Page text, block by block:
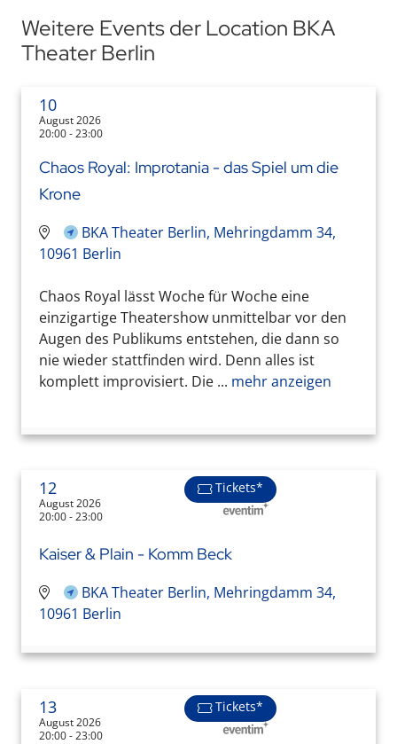
Weitere Events der Location BKA
Theater Berlin
10
August 2026
20:00 - 23:00
Chaos Royal: Improtania - das Spiel um die
Krone
BKA Theater Berlin, Mehringdamm 34,
10961 Berlin
Chaos Royal lässt Woche für Woche eine
einzigartige Theatershow unmittelbar vor den
Augen des Publikums entstehen, die dann so
nie wieder stattfinden wird. Denn alles ist
komplett improvisiert. Die ... mehr anzeigen
12
August 2026
20:00 - 23:00
Tickets*
Kaiser & Plain - Komm Beck
BKA Theater Berlin, Mehringdamm 34,
10961 Berlin
13
August 2026
20:00 - 23:00
Tickets*